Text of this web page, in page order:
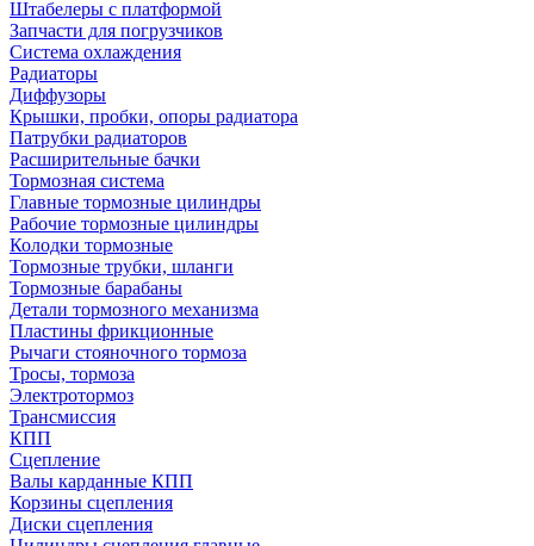
Штабелеры с платформой
Запчасти для погрузчиков
Система охлаждения
Радиаторы
Диффузоры
Крышки, пробки, опоры радиатора
Патрубки радиаторов
Расширительные бачки
Тормозная система
Главные тормозные цилиндры
Рабочие тормозные цилиндры
Колодки тормозные
Тормозные трубки, шланги
Тормозные барабаны
Детали тормозного механизма
Пластины фрикционные
Рычаги стояночного тормоза
Тросы, тормоза
Электротормоз
Трансмиссия
КПП
Сцепление
Валы карданные КПП
Корзины сцепления
Диски сцепления